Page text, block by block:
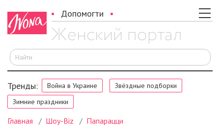
Допомогти
Тренды: Война в Украине
Звёздные подборки
Зимние праздники
Главная Шоу-Biz Папарацци